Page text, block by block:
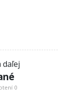
daľej
0